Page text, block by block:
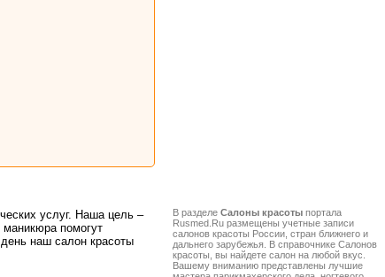
В разделе Салоны красоты портала
Rusmed.Ru размещены учетные записи
салонов красоты России, стран ближнего и
дальнего зарубежья. В справочнике Салонов
красоты, вы найдете салон на любой вкус.
Вашему вниманию представлены лучшие
услуг. Наша цель –
помогут
наш салон красоты